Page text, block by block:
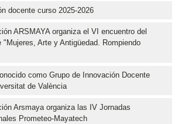
docente curso 2025-2026
ARSMAYA organiza el VI encuentro del
"Mujeres, Arte y Antigüedad. Rompiendo
como Grupo de Innovación Docente
de València
Arsmaya organiza las IV Jornadas
Prometeo-Mayatech